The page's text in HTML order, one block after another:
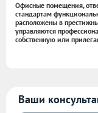
Офисные помещения,
стандартам
расположены в
управляются
собственную или
Ваши